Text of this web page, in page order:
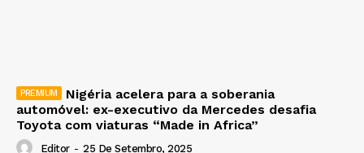
Nigéria acelera para a soberania
automóvel: ex-executivo da Mercedes desafia
Toyota com viaturas “Made in Africa”
Editor - 25 De Setembro, 2025